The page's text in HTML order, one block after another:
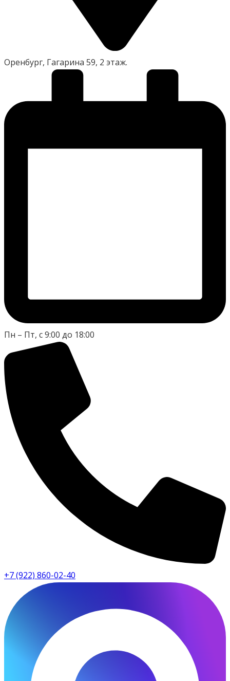
Оренбург, Гагарина 59, 2 этаж.
Пн – Пт, с 9:00 до 18:00
+7 (922) 860-02-40